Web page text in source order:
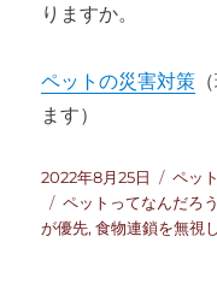
りますか。
ペットの災害対策
ます）
投
稿
日:
2022年8月25日
カ
テ
ゴ
ペット
タ
グ
ペットってなんだろ
が優先,食物連鎖を無視